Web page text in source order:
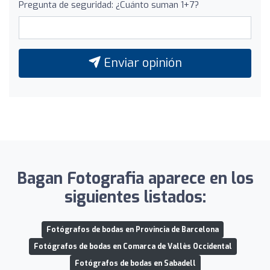
Pregunta de seguridad: ¿Cuánto suman 1+7?
Enviar opinión
Bagan Fotografia aparece en los
siguientes listados:
Fotógrafos de bodas en Provincia de Barcelona
Fotógrafos de bodas en Comarca de Vallès Occidental
Fotógrafos de bodas en Sabadell